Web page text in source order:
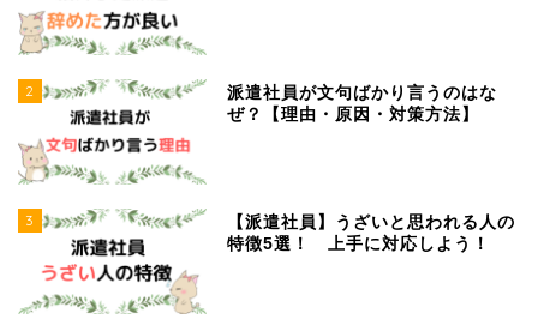
2
派遣社員が文句ばかり言うのはな
ぜ？【理由・原因・対策方法】
3
【派遣社員】うざいと思われる人の
特徴5選！ 上手に対応しよう！